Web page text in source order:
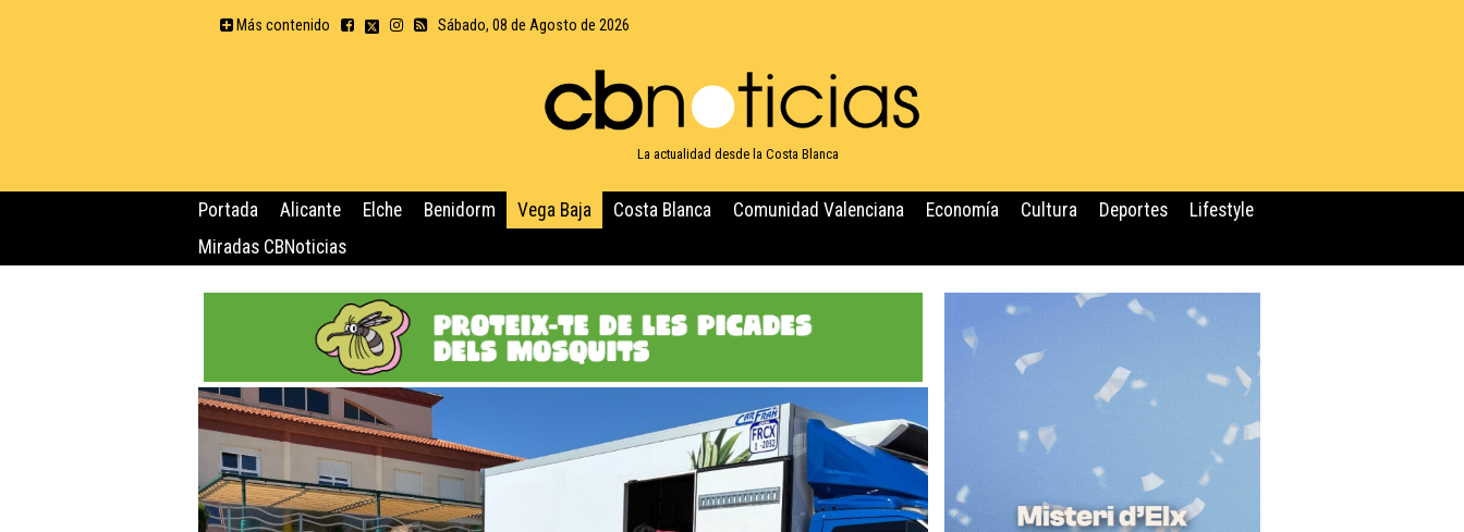
Más contenido Sábado, 08 de Agosto de 2026
La actualidad desde la Costa Blanca
Portada Alicante Elche Benidorm Vega Baja Costa Blanca Comunidad Valenciana Economía Cultura Deportes
Lifestyle
Miradas CBNoticias